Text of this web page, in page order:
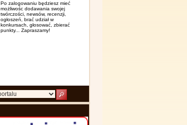
Po zalogowaniu będziesz mieć
możliwośc dodawania swojej
twórczości, newsów, recenzji,
ogłoszeń, brać udział w
konkursach, głosować, zbierać
punkty... Zapraszamy!